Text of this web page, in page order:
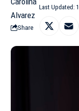
Last Updated:
Share